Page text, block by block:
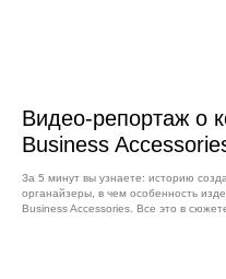
Видео-репортаж о
Business
За 5 минут вы узнаете: историю
органайзеры, в чем особенность
Business Accessories. Все это в